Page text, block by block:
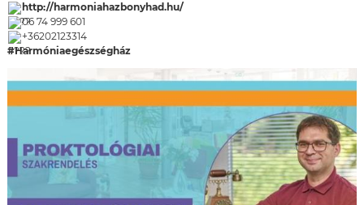
http://harmoniahazbonyhad.hu/
06 74 999 601
+36202123314
#Harmóniaegészségház